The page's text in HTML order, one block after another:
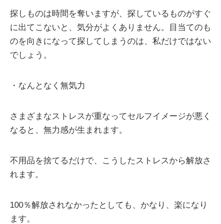
探しものは時間を奪いますが、探しているものがすぐ
に出てこないと、気分がよくありません。目当てのも
のを向きになって探してしまうのは、私だけではない
でしょう。
・なんとなく無気力
さまざまなストレスが重なってセルフイメージが悪く
なると、無力感が生まれます。
不用品を捨てるだけで、こうしたストレスから解放さ
れます。
100％解放されなかったとしても、かなり、楽になり
ます。